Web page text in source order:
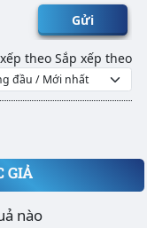
Gửi
theo Sắp xếp theo
GIẢ
nào